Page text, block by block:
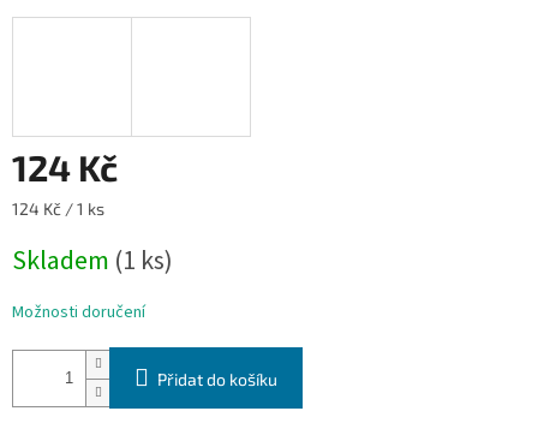
124 Kč
Měrná
124 Kč / 1 ks
Skladem (1 ks)
Možnosti doručení
Přidat do košíku